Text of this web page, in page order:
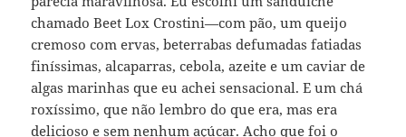
chamado Beet Lox Crostini—com pão, um queijo
cremoso com ervas, beterrabas defumadas fatiadas
finíssimas, alcaparras, cebola, azeite e um caviar de
algas marinhas que eu achei sensacional. E um chá
roxíssimo, que não lembro do que era, mas era
delicioso e sem nenhum açúcar. Acho que foi o